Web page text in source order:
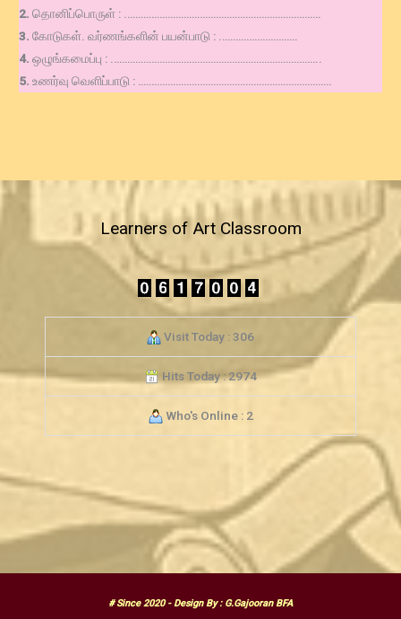
2.தொனிப்பொருள் : .………………………………………………………………
3.கோடுகள். வர்ணங்களின் பயன்பாடு : .……………………….
4.ஒழுங்கமைப்பு : .…………………………………………………………………..
5.உணர்வு வெளிப்பாடு : ………………………………………………………………
Learners of Art Classroom
Visit Today : 306
Hits Today : 2974
Who's Online : 2
# Since 2020 - Design By : G.Gajooran BFA